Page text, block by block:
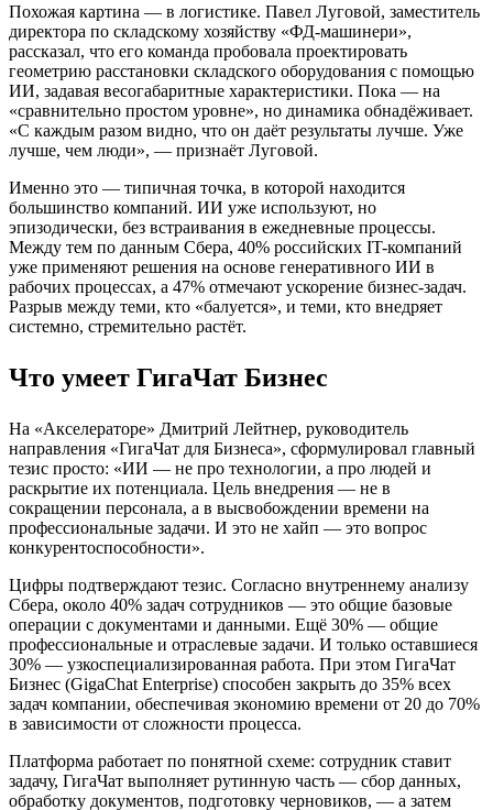
Похожая картина — в логистике. Павел Луговой, заместитель
директора по складскому хозяйству «ФД-машинери»,
рассказал, что его команда пробовала проектировать
геометрию расстановки складского оборудования с помощью
ИИ, задавая весогабаритные характеристики. Пока — на
«сравнительно простом уровне», но динамика обнадёживает.
«С каждым разом видно, что он даёт результаты лучше. Уже
лучше, чем люди», — признаёт Луговой.
Именно это — типичная точка, в которой находится
большинство компаний. ИИ уже используют, но
эпизодически, без встраивания в ежедневные процессы.
Между тем по данным Сбера, 40% российских IT-компаний
уже применяют решения на основе генеративного ИИ в
рабочих процессах, а 47% отмечают ускорение бизнес-задач.
Разрыв между теми, кто «балуется», и теми, кто внедряет
системно, стремительно растёт.
Что умеет ГигаЧат Бизнес
На «Акселераторе» Дмитрий Лейтнер, руководитель
направления «ГигаЧат для Бизнеса», сформулировал главный
тезис просто: «ИИ — не про технологии, а про людей и
раскрытие их потенциала. Цель внедрения — не в
сокращении персонала, а в высвобождении времени на
профессиональные задачи. И это не хайп — это вопрос
конкурентоспособности».
Цифры подтверждают тезис. Согласно внутреннему анализу
Сбера, около 40% задач сотрудников — это общие базовые
операции с документами и данными. Ещё 30% — общие
профессиональные и отраслевые задачи. И только оставшиеся
30% — узкоспециализированная работа. При этом ГигаЧат
Бизнес (GigaChat Enterprise) способен закрыть до 35% всех
задач компании, обеспечивая экономию времени от 20 до 70%
в зависимости от сложности процесса.
Платформа работает по понятной схеме: сотрудник ставит
задачу, ГигаЧат выполняет рутинную часть — сбор данных,
обработку документов, подготовку черновиков, — а затем